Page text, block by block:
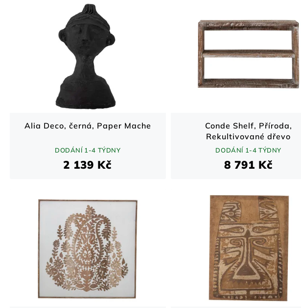
Alia Deco, černá, Paper Mache
DODÁNÍ 1-4 TÝDNY
2 139 Kč
Conde Shelf, Příroda,
Rekultivované dřevo
DODÁNÍ 1-4 TÝDNY
8 791 Kč